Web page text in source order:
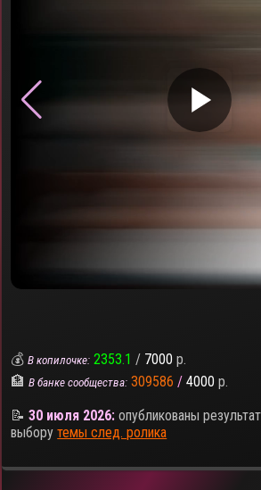
▶
💰В копилочке: 2353.1 / 7000 р.
🏦В банке сообщества: 309586 / 4000 р.
📝30 июля 2026: опубликованы
выборутемы след. ролика